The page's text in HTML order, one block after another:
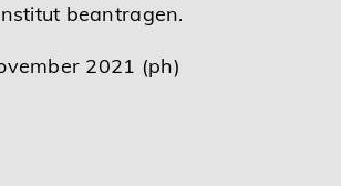
beantragen.
2021 (ph)